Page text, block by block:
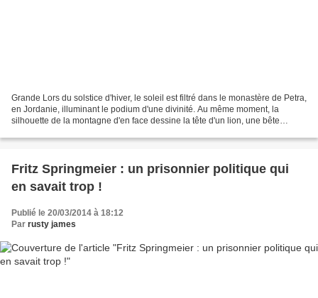
Grande Lors du solstice d'hiver, le soleil est filtré dans le monastère de Petra,
en Jordanie, illuminant le podium d'une divinité. Au même moment, la
silhouette de la montagne d'en face dessine la tête d'un lion, une bête
Fritz Springmeier : un prisonnier politique qui
en savait trop !
Publié le 20/03/2014 à 18:12
Par rusty james